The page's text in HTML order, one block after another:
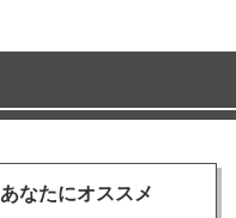
あなたにオススメ